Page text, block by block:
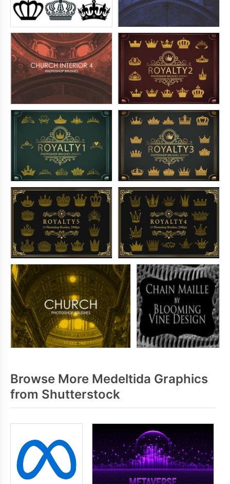
Browse More Medeltida Graphics
from Shutterstock